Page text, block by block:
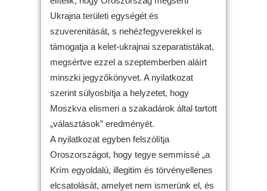
Ukrajna területi egységét és
szuverenitását, s nehézfegyverekkel is
támogatja a kelet-ukrajnai szeparatistákat,
megsértve ezzel a szeptemberben aláírt
minszki jegyzőkönyvet. A nyilatkozat
szerint súlyosbítja a helyzetet, hogy
Moszkva elismeri a szakadárok által tartott
„választások” eredményét.
A nyilatkozat egyben felszólítja
Oroszországot, hogy tegye semmissé „a
Krím egyoldalú, illegitim és törvényellenes
elcsatolását, amelyet nem ismerünk el, és